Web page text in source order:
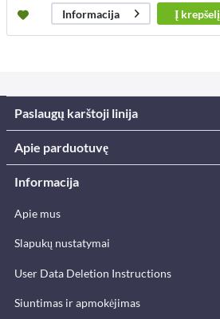
Informacija
Į krepšelį
Paslaugų karštoji linija
Apie parduotuvę
Informacija
Apie mus
Slapukų nustatymai
User Data Deletion Instructions
Siuntimas ir apmokėjimas